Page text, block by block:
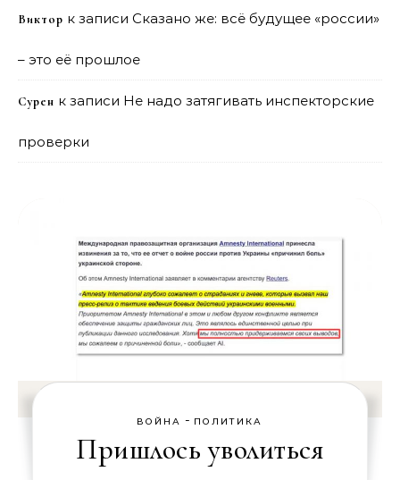
Виктор к записи Сказано же: всё будущее «россии»
– это её прошлое
Сурен к записи Не надо затягивать инспекторские
проверки
ВОЙНА - ПОЛИТИКА
Пришлось уволиться